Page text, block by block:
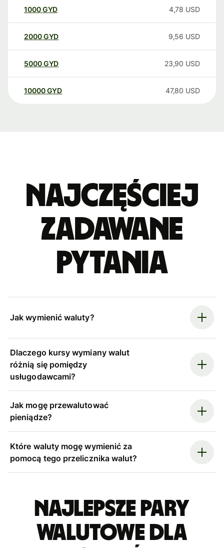
1000GYD 4,78 USD
2000GYD 9,56 USD
5000GYD 23,90 USD
10000 GYD 47,80 USD
Najczęściej
zadawane
pytania
Jak wymienić waluty?
Dlaczego kursy wymiany walut
różnią się pomiędzy
usługodawcami?
Jak mogę przewalutować
pieniądze?
Które waluty mogę wymienić za
pomocą tego przelicznika walut?
Najlepsze pary
walutowe dla